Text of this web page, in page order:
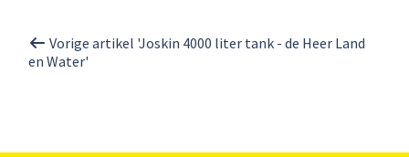
Vorige artikel 'Joskin 4000 liter tank - de Heer Land
en Water'